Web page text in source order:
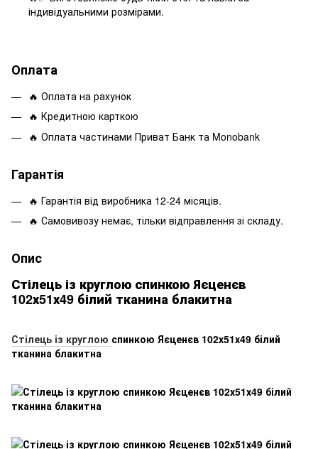
індивідуальними розмірами.
Оплата
🔥 Оплата на рахунок
🔥 Кредитною карткою
🔥 Оплата частинами Приват Банк та Monobank
Гарантія
🔥 Гарантія від виробника 12-24 місяців.
🔥 Самовивозу немає, тільки відправлення зі складу.
Опис
Стілець із круглою спинкою Яєценєв
102х51х49 білий тканина блакитна
Стілець із круглою спинкою Яєценєв 102х51х49 білий
тканина блакитна